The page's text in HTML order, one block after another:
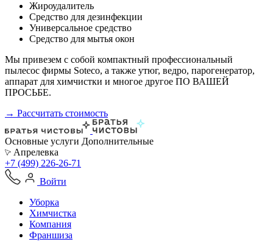
Жироудалитель
Средство для дезинфекции
Универсальное средство
Средство для мытья окон
Мы привезем с собой компактный профессиональный
пылесос фирмы Soteco, а также утюг, ведро, парогенератор,
аппарат для химчистки и многое другое ПО ВАШЕЙ
ПРОСЬБЕ.
→ Рассчитать стоимость
Основные услуги Дополнительные
Апрелевка
+7 (499) 226-26-71
Войти
Уборка
Химчистка
Компания
Франшиза